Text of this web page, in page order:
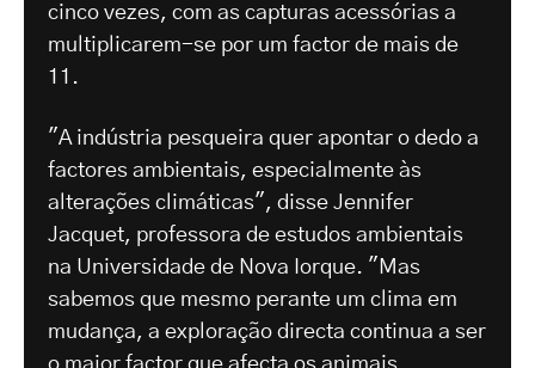
cinco vezes, com as capturas acessórias a
multiplicarem-se por um factor de mais de
11.
"A indústria pesqueira quer apontar o dedo a
factores ambientais, especialmente às
alterações climáticas", disse Jennifer
Jacquet, professora de estudos ambientais
na Universidade de Nova Iorque. "Mas
sabemos que mesmo perante um clima em
mudança, a exploração directa continua a ser